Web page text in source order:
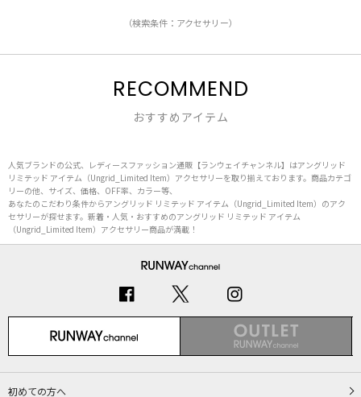
（検索条件：アクセサリー）
RECOMMEND
おすすめアイテム
人気ブランドの公式、レディースファッション通販【ランウェイチャンネル】はアングリッド
リミテッド アイテム（Ungrid_Limited Item）アクセサリーを取り揃えております。商品カテゴ
リーの他、サイズ、価格、OFF率、カラー等、
あなたのこだわり条件からアングリッド リミテッド アイテム（Ungrid_Limited Item）のアク
セサリーが探せます。新着・人気・おすすめのアングリッド リミテッド アイテム
（Ungrid_Limited Item）アクセサリー商品が満載！
初めての方へ